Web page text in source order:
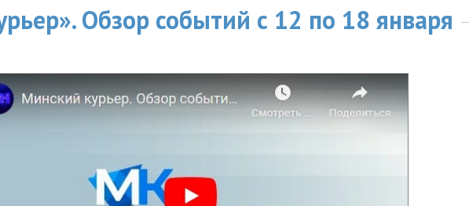
Обзор событий с 12 по 18 января